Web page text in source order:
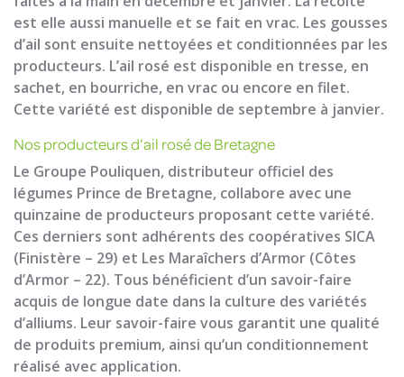
est elle aussi manuelle et se fait en vrac. Les gousses
d’ail sont ensuite nettoyées et conditionnées par les
producteurs. L’ail rosé est disponible en tresse, en
sachet, en bourriche, en vrac ou encore en filet.
Cette variété est disponible de septembre à janvier.
Nos producteurs d’ail rosé de Bretagne
Le Groupe Pouliquen, distributeur officiel des
légumes Prince de Bretagne, collabore avec une
quinzaine de producteurs proposant cette variété.
Ces derniers sont adhérents des coopératives SICA
(Finistère – 29) et Les Maraîchers d’Armor (Côtes
d’Armor – 22). Tous bénéficient d’un savoir-faire
acquis de longue date dans la culture des variétés
d’alliums. Leur savoir-faire vous garantit une qualité
de produits premium, ainsi qu’un conditionnement
réalisé avec application.